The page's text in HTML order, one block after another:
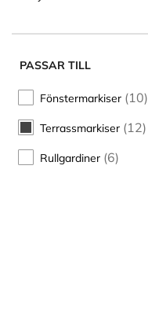
PASSAR TILL
Fönstermarkiser (10)
Terrassmarkiser (12)
Rullgardiner (6)